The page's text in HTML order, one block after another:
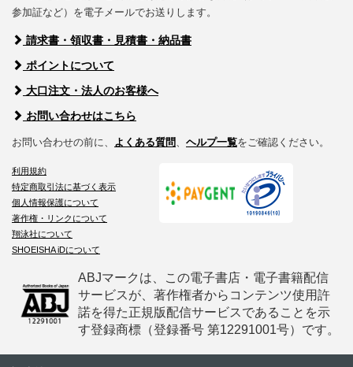
参加証など）を電子メールでお送りします。
請求書・領収書・見積書・納品書
ポイントについて
大口注文・法人のお客様へ
お問い合わせはこちら
お問い合わせの前に、 よくある質問 ヘルプ一覧をご確認ください。
利用規約
特定商取引法に基づく表示
個人情報保護について
著作権・リンクについて
翔泳社について
SHOEISHA iDについて
ABJマークは、この電子書店・電子書籍配信
サービスが、著作権者からコンテンツ使用許
諾を得た正規版配信サービスであることを示
す登録商標（登録番号 第12291001号）です。